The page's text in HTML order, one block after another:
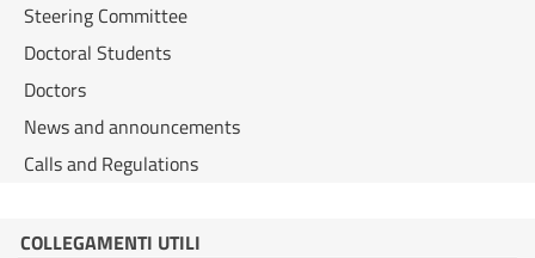
Steering Committee
Doctoral Students
Doctors
News and announcements
Calls and Regulations
COLLEGAMENTI UTILI